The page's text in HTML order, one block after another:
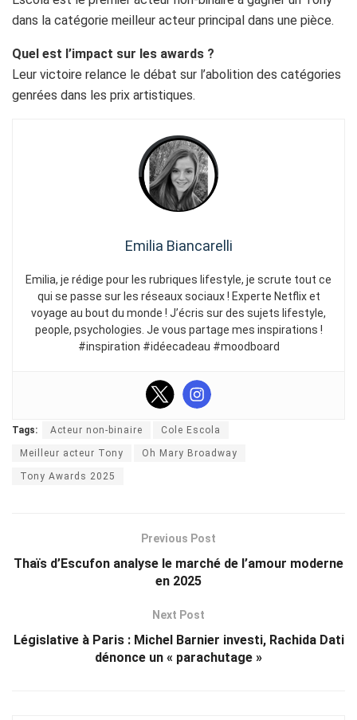
dans la catégorie meilleur acteur principal dans une pièce.
Quel est l’impact sur les awards ?
Leur victoire relance le débat sur l’abolition des catégories
genrées dans les prix artistiques.
Emilia Biancarelli
Emilia, je rédige pour les rubriques lifestyle, je scrute tout ce
qui se passe sur les réseaux sociaux ! Experte Netflix et
voyage au bout du monde ! J’écris sur des sujets lifestyle,
people, psychologies. Je vous partage mes inspirations !
#inspiration #idéecadeau #moodboard
Tags: Acteur non-binaire Cole Escola
Meilleur acteur Tony Oh Mary Broadway
Tony Awards 2025
Previous Post
Thaïs d’Escufon analyse le marché de l’amour moderne
en 2025
Next Post
Législative à Paris : Michel Barnier investi, Rachida Dati
dénonce un « parachutage »